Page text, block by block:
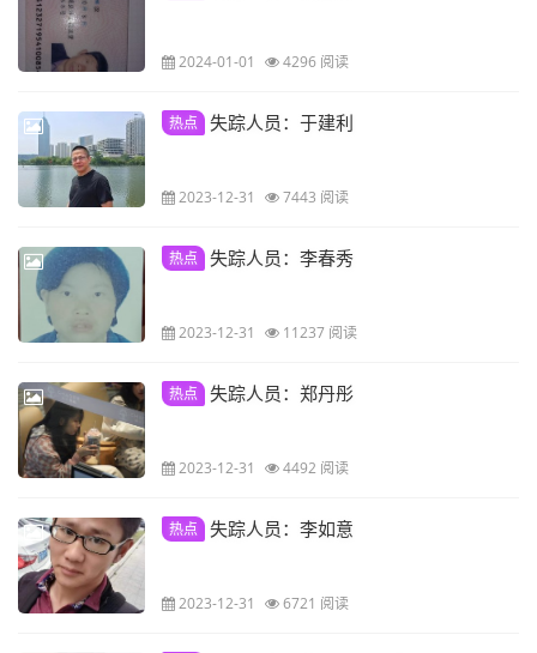
2024-01-01 4296 阅读
热点 失踪人员：于建利
2023-12-31 7443 阅读
热点 失踪人员：李春秀
2023-12-31 11237 阅读
热点 失踪人员：郑丹彤
2023-12-31 4492 阅读
热点 失踪人员：李如意
2023-12-31 6721 阅读